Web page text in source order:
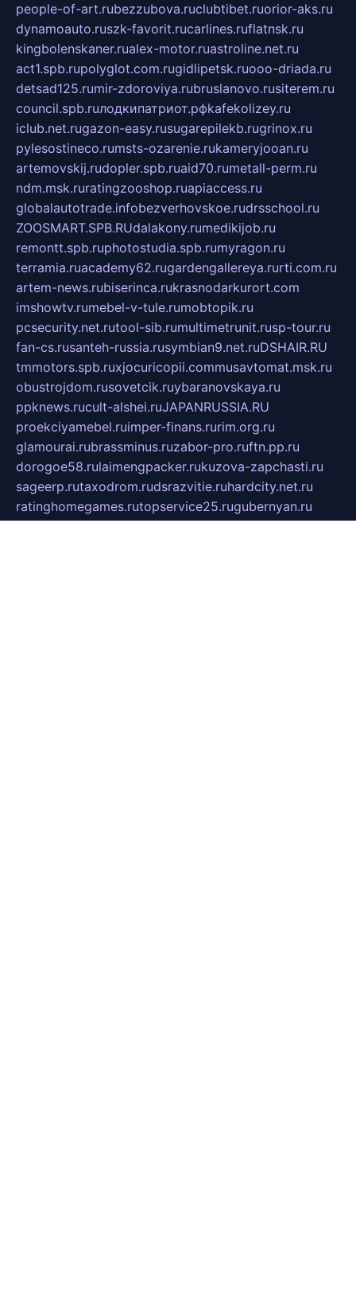
people-of-art.rubezzubova.ruclubtibet.ruorior-aks.ru
dynamoauto.ruszk-favorit.rucarlines.ruflatnsk.ru
kingbolenskaner.rualex-motor.ruastroline.net.ru
act1.spb.rupolyglot.com.rugidlipetsk.ruooo-driada.ru
detsad125.rumir-zdoroviya.rubruslanovo.rusiterem.ru
council.spb.ruлодкипатриот.рфkafekolizey.ru
iclub.net.rugazon-easy.rusugarepilekb.rugrinox.ru
pylesostineco.rumsts-ozarenie.rukameryjooan.ru
artemovskij.rudopler.spb.ruaid70.rumetall-perm.ru
ndm.msk.ruratingzooshop.ruapiaccess.ru
globalautotrade.infobezverhovskoe.rudrsschool.ru
ZOOSMART.SPB.RUdalakony.rumedikijob.ru
remontt.spb.ruphotostudia.spb.rumyragon.ru
terramia.ruacademy62.rugardengallereya.rurti.com.ru
artem-news.rubiserinca.rukrasnodarkurort.com
imshowtv.rumebel-v-tule.rumobtopik.ru
pcsecurity.net.rutool-sib.rumultimetrunit.rusp-tour.ru
fan-cs.rusanteh-russia.rusymbian9.net.ruDSHAIR.RU
tmmotors.spb.ruxjocuricopii.commusavtomat.msk.ru
obustrojdom.rusovetcik.ruybaranovskaya.ru
ppknews.rucult-alshei.ruJAPANRUSSIA.RU
proekciyamebel.ruimper-finans.rurim.org.ru
glamourai.rubrassminus.ruzabor-pro.ruftn.pp.ru
dorogoe58.rulaimengpacker.rukuzova-zapchasti.ru
sageerp.rutaxodrom.rudsrazvitie.ruhardcity.net.ru
ratinghomegames.rutopservice25.rugubernyan.ru